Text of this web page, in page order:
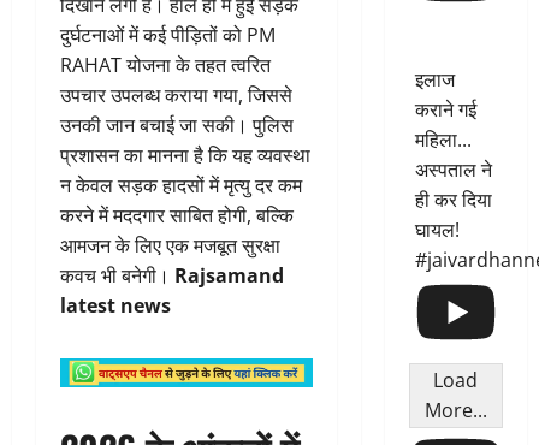
दुर्घटनाओं में कई पीड़ितों को PM
RAHAT योजना के तहत त्वरित
उपचार उपलब्ध कराया गया, जिससे
उनकी जान बचाई जा सकी। पुलिस
प्रशासन का मानना है कि यह व्यवस्था
न केवल सड़क हादसों में मृत्यु दर कम
करने में मददगार साबित होगी, बल्कि
आमजन के लिए एक मजबूत सुरक्षा
कवच भी बनेगी। Rajsamand
latest news
इलाज
कराने गई
महिला...
अस्पताल ने
ही कर दिया
घायल!
Load
More...